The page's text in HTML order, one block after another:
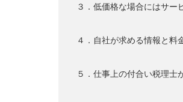
３．低価格な場合にはサー
４．自社が求める情報と料
５．仕事上の付合い税理士